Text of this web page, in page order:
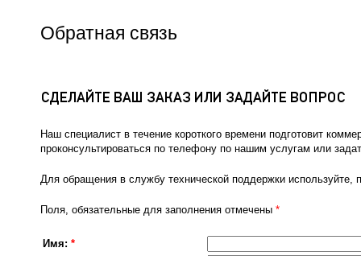
Обратная связь
Наш специалист в течение короткого времени подготовит
проконсультироваться по телефону по нашим услугам или
Для обращения в службу технической поддержки используйте,
Поля, обязательные для заполнения отмечены *
Имя: *